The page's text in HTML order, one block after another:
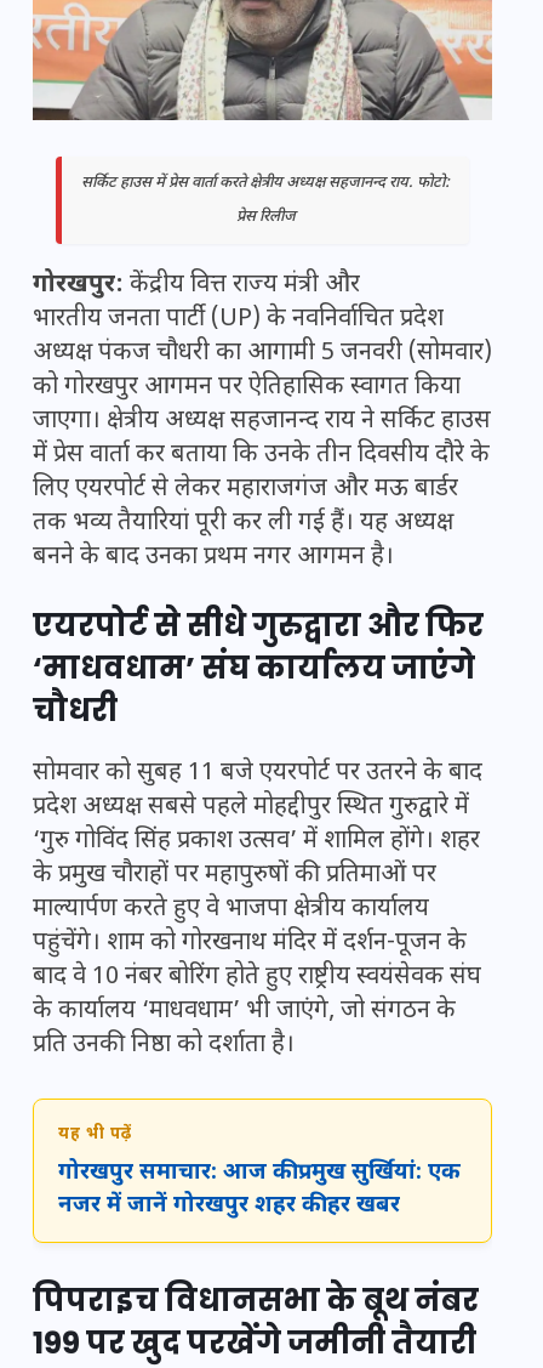
सर्किट हाउस में प्रेस वार्ता करते क्षेत्रीय अध्यक्ष सहजानन्द राय. फोटो:
प्रेस रिलीज
गोरखपुर: केंद्रीय वित्त राज्य मंत्री और
भारतीय जनता पार्टी (UP) के नवनिर्वाचित प्रदेश
अध्यक्ष पंकज चौधरी का आगामी 5 जनवरी (सोमवार)
को गोरखपुर आगमन पर ऐतिहासिक स्वागत किया
जाएगा। क्षेत्रीय अध्यक्ष सहजानन्द राय ने सर्किट हाउस
में प्रेस वार्ता कर बताया कि उनके तीन दिवसीय दौरे के
लिए एयरपोर्ट से लेकर महाराजगंज और मऊ बार्डर
तक भव्यतैयारियां पूरीकर ली गई हैं। यह अध्यक्ष
बनने के बाद उनका प्रथम नगर आगमन है।
एयरपोर्ट से सीधे गुरुद्वारा और फिर
‘माधवधाम’ संघ कार्यालय जाएंगे
चौधरी
सोमवार को सुबह 11 बजे एयरपोर्ट पर उतरने के बाद
प्रदेश अध्यक्ष सबसे पहले मोहद्दीपुर स्थित गुरुद्वारे में
‘गुरु गोविंद सिंह प्रकाश उत्सव’ में शामिल होंगे। शहर
के प्रमुख चौराहों पर महापुरुषों की प्रतिमाओं पर
माल्यार्पण करते हुए वे भाजपा क्षेत्रीय कार्यालय
पहुंचेंगे। शाम को गोरखनाथ मंदिर में दर्शन-पूजन के
बाद वे 10 नंबर बोरिंग होते हुए राष्ट्रीय स्वयंसेवक संघ
के कार्यालय ‘माधवधाम’ भी जाएंगे, जो संगठन के
प्रति उनकी निष्ठा को दर्शाता है।
यह भी पढ़ें
गोरखपुर समाचार: आज की प्रमुख सुर्खियां: एक
नजर में जानें गोरखपुर शहर की हर खबर
पिपराइच विधानसभा के बूथ नंबर
199 पर खुद परखेंगे जमीनी तैयारी